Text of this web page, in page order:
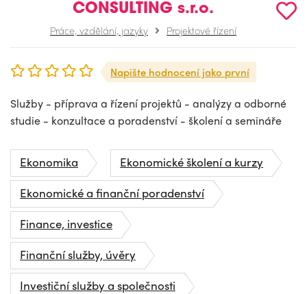
CONSULTING s.r.o.
Práce, vzdělání, jazyky Projektové řízení
Napište hodnocení jako první
Služby - příprava a řízení projektů - analýzy a odborné
studie - konzultace a poradenství - školení a semináře
Ekonomika
Ekonomické školení a kurzy
Ekonomické a finanční poradenství
Finance, investice
Finanční služby, úvěry
Investiční služby a společnosti